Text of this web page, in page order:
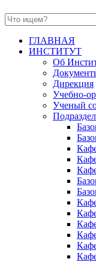
ГЛАВНАЯ
ИНСТИТУТ
Об
Дирекция
Учебно-
Ученый